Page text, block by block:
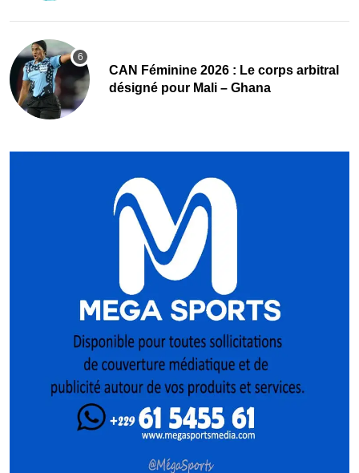
‎CAN Féminine 2026 : Le corps arbitral
désigné pour Mali – Ghana